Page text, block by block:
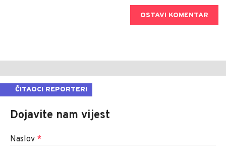
OSTAVI KOMENTAR
ČITAOCI REPORTERI
Dojavite nam vijest
Naslov *